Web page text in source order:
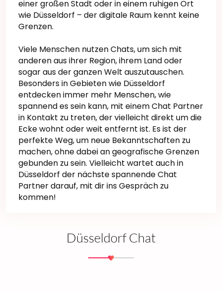
einer großen Stadt oder in einem ruhigen Ort
wie Düsseldorf – der digitale Raum kennt keine
Grenzen.
Viele Menschen nutzen Chats, um sich mit
anderen aus ihrer Region, ihrem Land oder
sogar aus der ganzen Welt auszutauschen.
Besonders in Gebieten wie Düsseldorf
entdecken immer mehr Menschen, wie
spannend es sein kann, mit einem Chat Partner
in Kontakt zu treten, der vielleicht direkt um die
Ecke wohnt oder weit entfernt ist. Es ist der
perfekte Weg, um neue Bekanntschaften zu
machen, ohne dabei an geografische Grenzen
gebunden zu sein. Vielleicht wartet auch in
Düsseldorf der nächste spannende Chat
Partner darauf, mit dir ins Gespräch zu
kommen!
Düsseldorf Chat